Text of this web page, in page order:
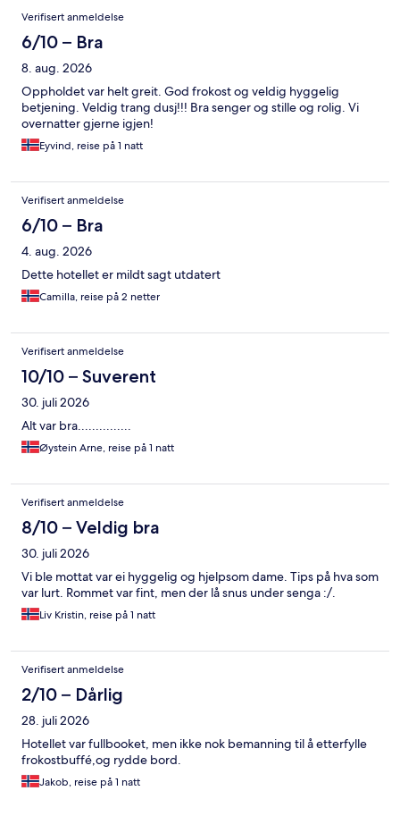
Verifisert anmeldelse
6/10 – Bra
8. aug. 2026
Oppholdet var helt greit. God frokost og veldig hyggelig
betjening. Veldig trang dusj!!! Bra senger og stille og rolig. Vi
overnatter gjerne igjen!
Eyvind, reise på 1 natt
Verifisert anmeldelse
6/10 – Bra
4. aug. 2026
Dette hotellet er mildt sagt utdatert
Camilla, reise på 2 netter
Verifisert anmeldelse
10/10 – Suverent
30. juli 2026
Alt var bra...............
Øystein Arne, reise på 1 natt
Verifisert anmeldelse
8/10 – Veldig bra
30. juli 2026
Vi ble mottat var ei hyggelig og hjelpsom dame. Tips på hva som
var lurt. Rommet var fint, men der lå snus under senga :/.
Liv Kristin, reise på 1 natt
Verifisert anmeldelse
2/10 – Dårlig
28. juli 2026
Hotellet var fullbooket, men ikke nok bemanning til å etterfylle
frokostbuffé,og rydde bord.
Jakob, reise på 1 natt